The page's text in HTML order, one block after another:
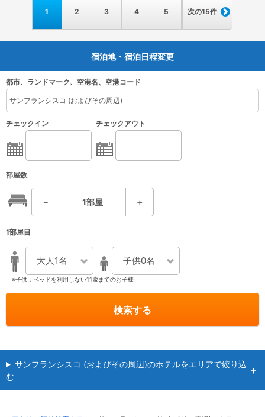
1 2 3 4 5 次の15件
宿泊地・宿泊日程変更
都市、ランドマーク、空港名、空港コード
チェックイン チェックアウト
部屋数
－ 1部屋 ＋
1部屋目
大人1名 子供0名
※子供：ベッドを利用しない11歳までのお子様
検索する
サンフランシスコ (およびその周辺)のホテルをエリアで絞り込
む